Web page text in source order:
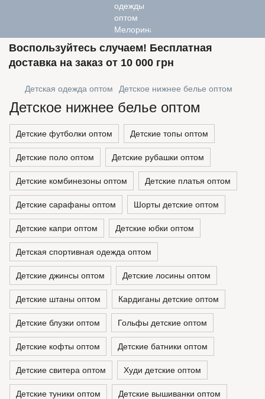
Воспользуйтесь случаем! Бесплатная
доставка на заказ от 10 000 грн
Детская одежда оптом Детское нижнее белье оптом
Детское нижнее белье оптом
Детские футболки оптом Детские топы оптом
Детские поло оптом Детские рубашки оптом
Детские комбинезоны оптом Детские платья оптом
Детские сарафаны оптом Шорты детские оптом
Детские капри оптом Детские юбки оптом
Детская спортивная одежда оптом
Детские джинсы оптом Детские лосины оптом
Детские штаны оптом Кардиганы детские оптом
Детские блузки оптом Гольфы детские оптом
Детские кофты оптом Детские батники оптом
Детские свитера оптом Худи детские оптом
Детские туники оптом Детские вышиванки оптом